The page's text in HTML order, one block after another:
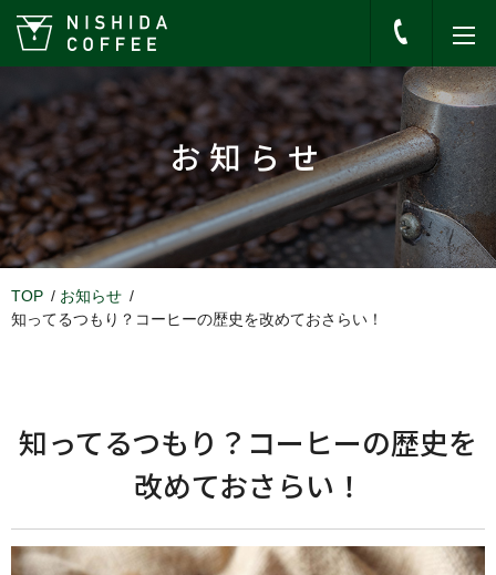
お知らせ
TOP
お知らせ
知ってるつもり？コーヒーの歴史を改めておさらい！
知ってるつもり？コーヒーの歴史を
改めておさらい！